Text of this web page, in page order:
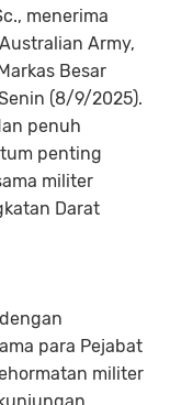
menerima
Army,
Besar
(8/9/2025).
penuh
penting
militer
Darat
para Pejabat
militer